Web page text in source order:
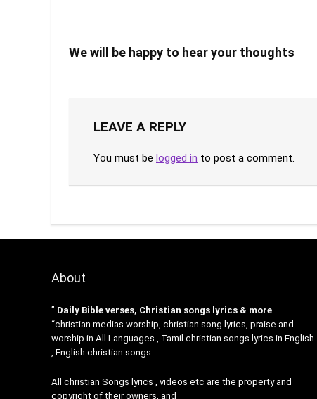
We will be happy to hear your thoughts
LEAVE A REPLY
You must be logged in to post a comment.
About
” Daily Bible verses, Christian songs lyrics & more
“christian medias worship, christian song lyrics, praise and
worship in All Languages , Tamil christian songs lyrics in English
, English christian songs .
All christian Songs lyrics , videos etc are the property and
copyright of their owners, and